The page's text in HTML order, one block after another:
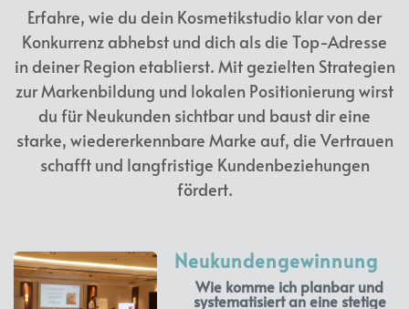
Erfahre, wie du dein Kosmetikstudio klar von der
Konkurrenz abhebst und dich als die Top-Adresse
in deiner Region etablierst. Mit gezielten Strategien
zur Markenbildung und lokalen Positionierung wirst
du für Neukunden sichtbar und baust dir eine
starke, wiedererkennbare Marke auf, die Vertrauen
schafft und langfristige Kundenbeziehungen
fördert.
Neukundengewinnung
Wie komme ich planbar und
systematisiert an eine stetige